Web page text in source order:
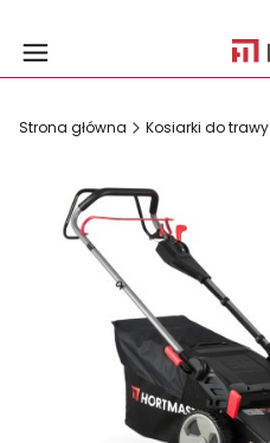
Strona główna Kosiarki do trawy